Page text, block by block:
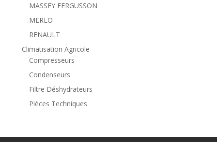
MASSEY FERGUSSON
MERLO
RENAULT
Climatisation Agricole
Compresseurs
Condenseurs
Filtre Déshydrateurs
Pièces Techniques